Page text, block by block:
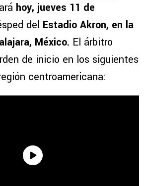
hoy, jueves 11 de
del Estadio Akron, en la
México. El árbitro
de inicio en los siguientes
centroamericana: